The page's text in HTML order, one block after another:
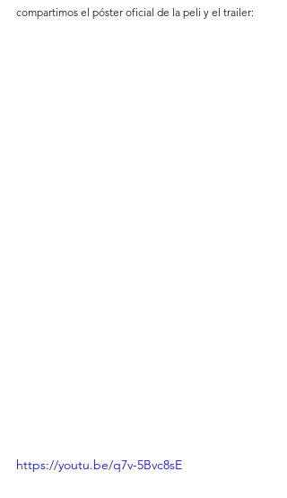
compartimos el póster oficial de la peli y el trailer:
https://youtu.be/q7v-5Bvc8sE